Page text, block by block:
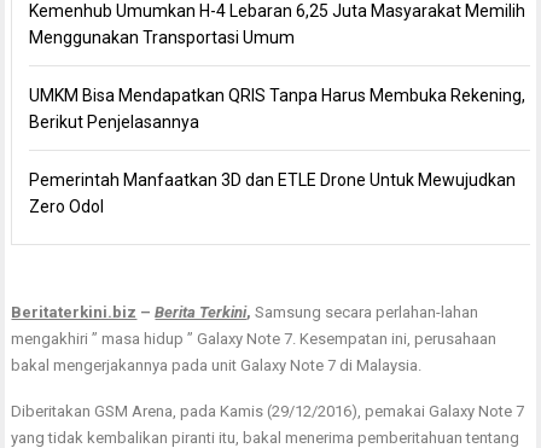
Kemenhub Umumkan H-4 Lebaran 6,25 Juta Masyarakat Memilih
Menggunakan Transportasi Umum
UMKM Bisa Mendapatkan QRIS Tanpa Harus Membuka Rekening,
Berikut Penjelasannya
Pemerintah Manfaatkan 3D dan ETLE Drone Untuk Mewujudkan
Zero Odol
Beritaterkini.biz –Berita Terkini, Samsung secara perlahan-lahan
mengakhiri ” masa hidup ” Galaxy Note 7. Kesempatan ini, perusahaan
bakal mengerjakannya pada unit Galaxy Note 7 di Malaysia.
Diberitakan GSM Arena, pada Kamis (29/12/2016), pemakai Galaxy Note 7
yang tidak kembalikan piranti itu, bakal menerima pemberitahuan tentang